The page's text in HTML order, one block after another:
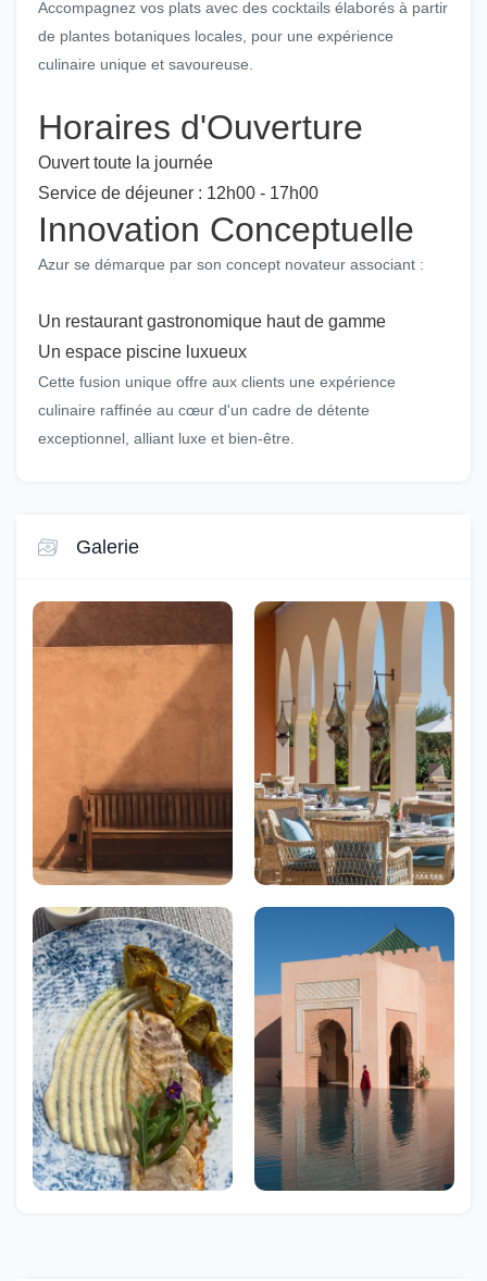
Accompagnez vos plats avec des cocktails élaborés à partir
de plantes botaniques locales, pour une expérience
culinaire unique et savoureuse.
Horaires d'Ouverture
Ouvert toute la journée
Service de déjeuner : 12h00 - 17h00
Innovation Conceptuelle
Azur se démarque par son concept novateur associant :
Un restaurant gastronomique haut de gamme
Un espace piscine luxueux
Cette fusion unique offre aux clients une expérience
culinaire raffinée au cœur d'un cadre de détente
exceptionnel, alliant luxe et bien-être.
Galerie